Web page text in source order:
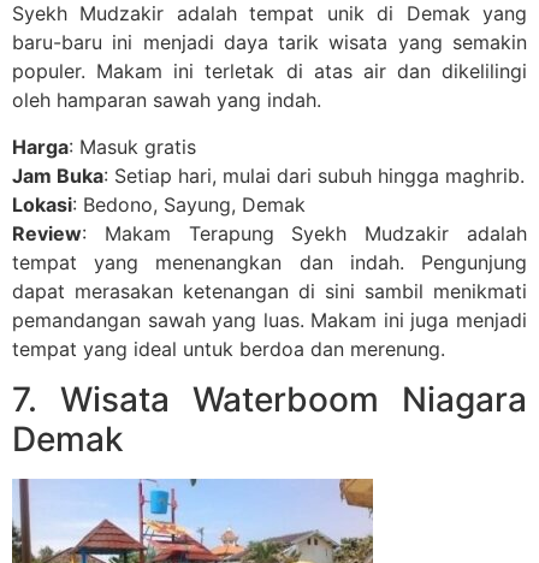
Syekh Mudzakir adalah tempat unik di Demak yang
baru-baru ini menjadi daya tarik wisata yang semakin
populer. Makam ini terletak di atas air dan dikelilingi
oleh hamparan sawah yang indah.
Harga: Masuk gratis
Jam Buka: Setiap hari, mulai dari subuh hingga maghrib.
Lokasi: Bedono, Sayung, Demak
Review: Makam Terapung Syekh Mudzakir adalah
tempat yang menenangkan dan indah. Pengunjung
dapat merasakan ketenangan di sini sambil menikmati
pemandangan sawah yang luas. Makam ini juga menjadi
tempat yang ideal untuk berdoa dan merenung.
7. Wisata Waterboom Niagara
Demak